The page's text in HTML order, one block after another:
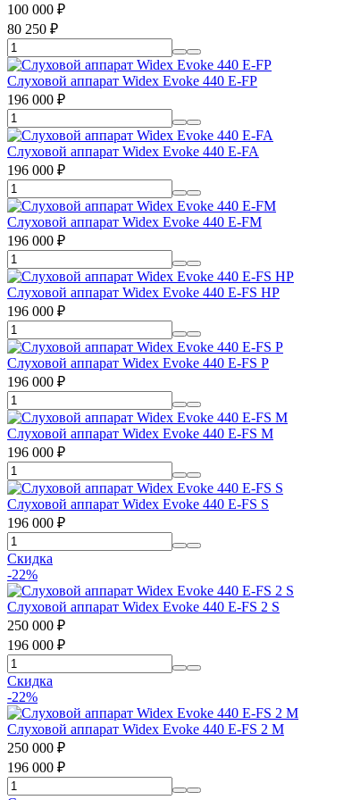
100 000 ₽
80 250 ₽
Слуховой аппарат Widex Evoke 440 E-FP
196 000 ₽
Слуховой аппарат Widex Evoke 440 E-FA
196 000 ₽
Слуховой аппарат Widex Evoke 440 E-FM
196 000 ₽
Слуховой аппарат Widex Evoke 440 E-FS HP
196 000 ₽
Слуховой аппарат Widex Evoke 440 E-FS P
196 000 ₽
Слуховой аппарат Widex Evoke 440 E-FS M
196 000 ₽
Слуховой аппарат Widex Evoke 440 E-FS S
196 000 ₽
Скидка
-22%
Слуховой аппарат Widex Evoke 440 E-FS 2 S
250 000 ₽
196 000 ₽
Скидка
-22%
Слуховой аппарат Widex Evoke 440 E-FS 2 M
250 000 ₽
196 000 ₽